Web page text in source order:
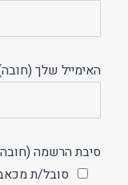
האימייל שלך
סיבת הרשמה
סובל/ת מכאב